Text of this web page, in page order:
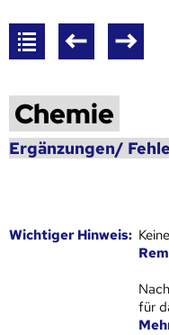
Chemie
Ergänzungen/
Wich­ti­ger Hin­weis:
für